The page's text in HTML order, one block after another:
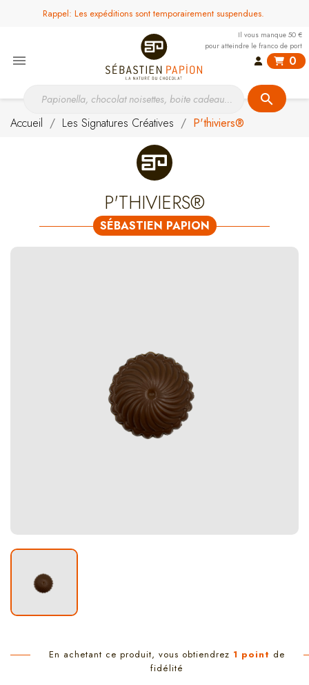
Rappel: Les expéditions sont temporairement suspendues.
search
0
Il vous manque 50 €
pour atteindre le franco de port

Accueil Les Signatures Créatives P'thiviers®
P'THIVIERS®
SÉBASTIEN PAPION
En achetant ce produit, vous obtiendrez 1 point de
fidélité